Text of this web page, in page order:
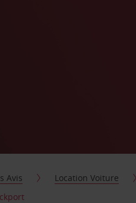
Avis Location Voiture